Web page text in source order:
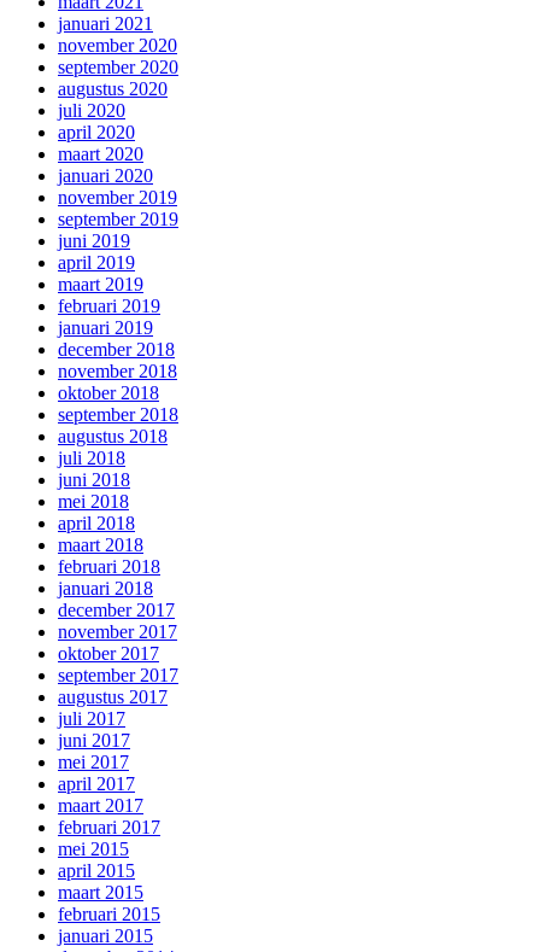
januari 2021
november 2020
september 2020
augustus 2020
juli 2020
april 2020
maart 2020
januari 2020
november 2019
september 2019
juni 2019
april 2019
maart 2019
februari 2019
januari 2019
december 2018
november 2018
oktober 2018
september 2018
augustus 2018
juli 2018
juni 2018
mei 2018
april 2018
maart 2018
februari 2018
januari 2018
december 2017
november 2017
oktober 2017
september 2017
augustus 2017
juli 2017
juni 2017
mei 2017
april 2017
maart 2017
februari 2017
mei 2015
april 2015
maart 2015
februari 2015
januari 2015